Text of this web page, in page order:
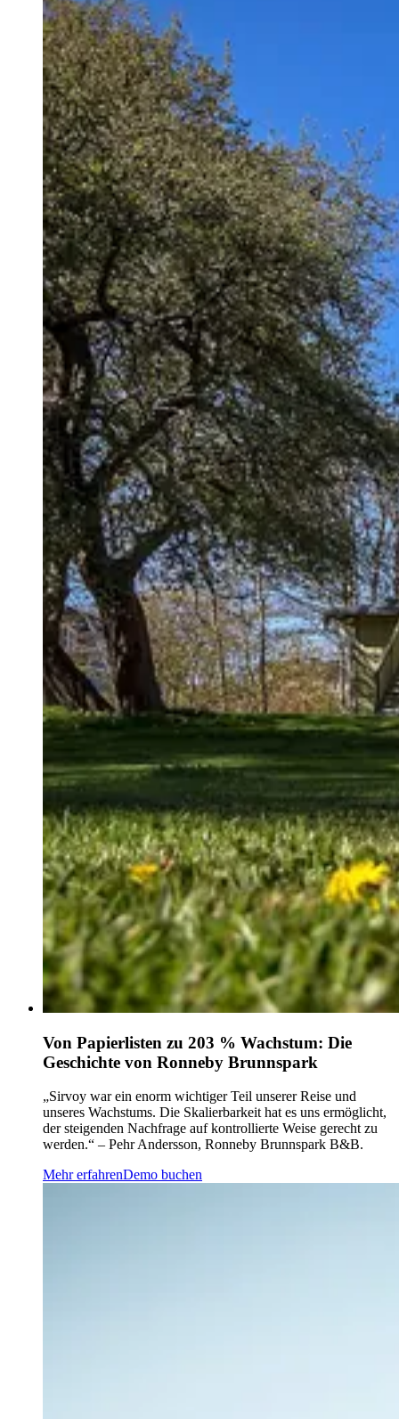
Von Papierlisten zu 203 % Wachstum: Die
Geschichte von Ronneby Brunnspark
„Sirvoy war ein enorm wichtiger Teil unserer Reise und
unseres Wachstums. Die Skalierbarkeit hat es uns ermöglicht,
der steigenden Nachfrage auf kontrollierte Weise gerecht zu
werden.“ – Pehr Andersson, Ronneby Brunnspark B&B.
Mehr erfahrenDemo buchen